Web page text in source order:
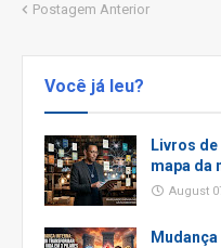
Postagem Anterior
Você já leu?
Livros
mapa da
August